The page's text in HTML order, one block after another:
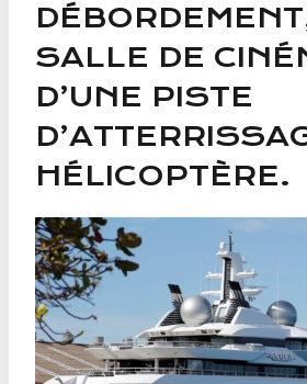
SALLE DE
D’UNE PISTE
HÉLICOPTÈRE.